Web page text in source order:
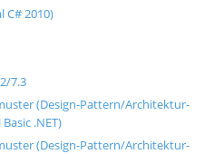
C# 2010)
7.3
(Design-Pattern/Architektur-
.NET)
(Design-Pattern/Architektur-